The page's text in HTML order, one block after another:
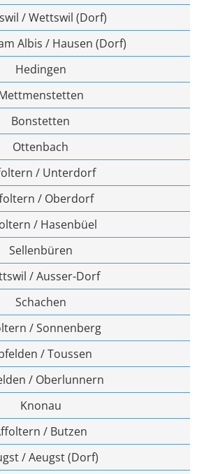
/ Wettswil (Dorf)
Albis / Hausen (Dorf)
Hedingen
Bonstetten
Ottenbach
/ Unterdorf
/ Oberdorf
/ Hasenbüel
Sellenbüren
/ Ausser-Dorf
Schachen
/ Sonnenberg
/ Toussen
/ Oberlunnern
Knonau
/ Butzen
/ Aeugst (Dorf)